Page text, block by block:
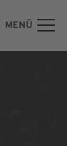
MENÜ